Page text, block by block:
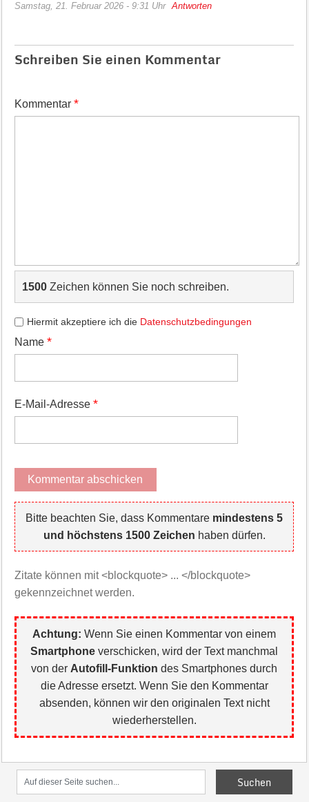
Samstag, 21. Februar 2026 - 9:31 Uhr Antworten
Schreiben Sie einen Kommentar
Kommentar *
1500Zeichen können Sie noch schreiben.
Hiermit akzeptiere ich die Datenschutzbedingungen
Name *
E-Mail-Adresse *
Bitte beachten Sie, dass Kommentare mindestens 5
und höchstens 1500 Zeichen haben dürfen.
Zitate können mit <blockquote> ... </blockquote>
gekennzeichnet werden.
Achtung: Wenn Sie einen Kommentar von einem
Smartphone verschicken, wird der Text manchmal
von der Autofill-Funktion des Smartphones durch
die Adresse ersetzt. Wenn Sie den Kommentar
absenden, können wir den originalen Text nicht
wiederherstellen.